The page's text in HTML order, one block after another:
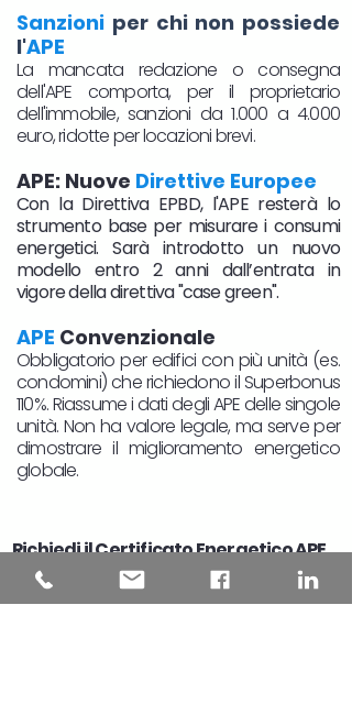
Sanzioni per chi non possiede
l'APE
La mancata redazione o consegna
dell'APE comporta, per il proprietario
dell'immobile, sanzioni da 1.000 a 4.000
euro, ridotte per locazioni brevi.
APE: Nuove Direttive Europee
Con la Direttiva EPBD, l'APE resterà lo
strumento base per misurare i consumi
energetici. Sarà introdotto un nuovo
modello entro 2 anni dall’entrata in
vigore della direttiva "case green".
APE Convenzionale
Obbligatorio per edifici con più unità (es.
condomini) che richiedono il Superbonus
110%. Riassume i dati degli APE delle singole
unità. Non ha valore legale, ma serve per
dimostrare il miglioramento energetico
globale.
Richiedi il Certificato Energetico APE
in Piemonte
Se stai cercando la Certificazione